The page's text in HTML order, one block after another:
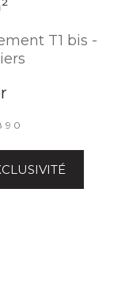
T1 bis -